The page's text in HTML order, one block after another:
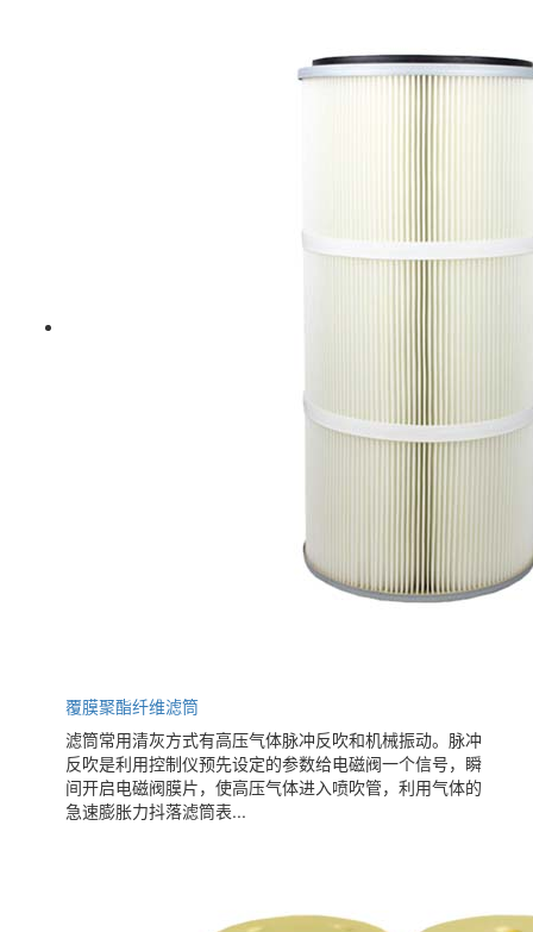
覆膜聚酯纤维滤筒
滤筒常用清灰方式有高压气体脉冲反吹和机械振动。脉冲
反吹是利用控制仪预先设定的参数给电磁阀一个信号，瞬
间开启电磁阀膜片，使高压气体进入喷吹管，利用气体的
急速膨胀力抖落滤筒表...